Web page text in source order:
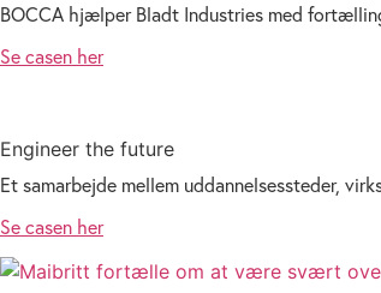
BOCCA hjælper Bladt Industries med
Se casen her
Engineer the future
Et samarbejde mellem uddannelsessteder,
Se casen her